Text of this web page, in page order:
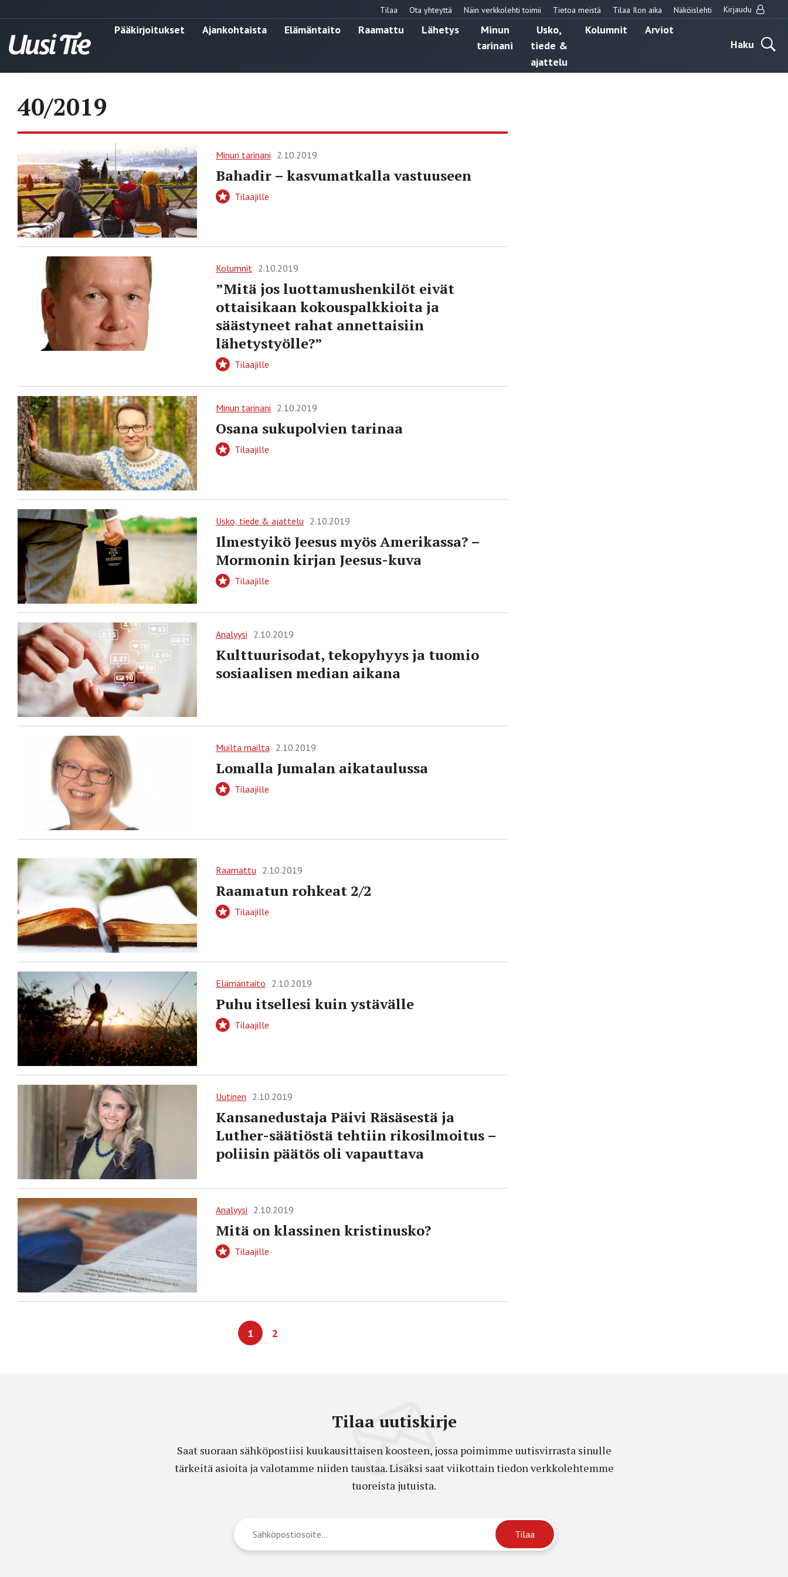
Tilaa Ota yhteyttä Näin verkkolehti toimii Tietoa meistä Tilaa Ilon aika Näköislehti Kirjaudu
Pääkirjoitukset Ajankohtaista Elämäntaito Raamattu Lähetys
Minun
tarinani
Usko,
tiede &
ajattelu
Kolumnit
Arviot
Haku
40/2019
Minun tarinani 2.10.2019
Bahadir – kasvumatkalla vastuuseen
Tilaajille
Kolumnit 2.10.2019
”Mitä jos luottamushenkilöt eivät
ottaisikaan kokouspalkkioita ja
säästyneet rahat annettaisiin
lähetystyölle?”
Tilaajille
Minun tarinani 2.10.2019
Osana sukupolvien tarinaa
Tilaajille
Usko, tiede & ajattelu 2.10.2019
Ilmestyikö Jeesus myös Amerikassa? –
Mormonin kirjan Jeesus-kuva
Tilaajille
Analyysi 2.10.2019
Kulttuurisodat, tekopyhyys ja tuomio
sosiaalisen median aikana
Muilta mailta 2.10.2019
Lomalla Jumalan aikataulussa
Tilaajille
Raamattu 2.10.2019
Raamatun rohkeat 2/2
Tilaajille
Elämäntaito 2.10.2019
Puhu itsellesi kuin ystävälle
Tilaajille
Uutinen 2.10.2019
Kansanedustaja Päivi Räsäsestä ja
Luther-säätiöstä tehtiin rikosilmoitus –
poliisin päätös oli vapauttava
Analyysi 2.10.2019
Mitä on klassinen kristinusko?
Tilaajille
1 2
Tilaa uutiskirje
Saat suoraan sähköpostiisi kuukausittaisen koosteen, jossa poimimme uutisvirrasta sinulle
tärkeitä asioita ja valotamme niiden taustaa. Lisäksi saat viikottain tiedon verkkolehtemme
tuoreista jutuista.